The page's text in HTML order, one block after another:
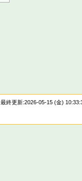
最終更新:2026-05-15 (金)